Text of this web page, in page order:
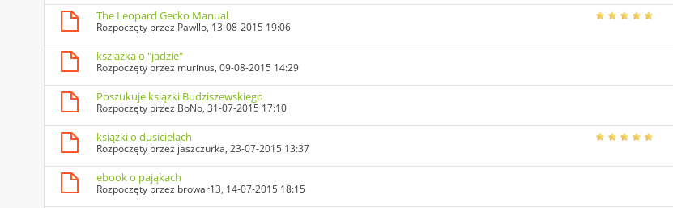
The Leopard Gecko Manual
Rozpoczęty przez Pawllo, 13-08-2015 19:06
ksziazka o "jadzie"
Rozpoczęty przez murinus, 09-08-2015 14:29
Poszukuje ksiązki Budziszewskiego
Rozpoczęty przez BoNo, 31-07-2015 17:10
książki o dusicielach
Rozpoczęty przez jaszczurka, 23-07-2015 13:37
ebook o pająkach
Rozpoczęty przez browar13, 14-07-2015 18:15